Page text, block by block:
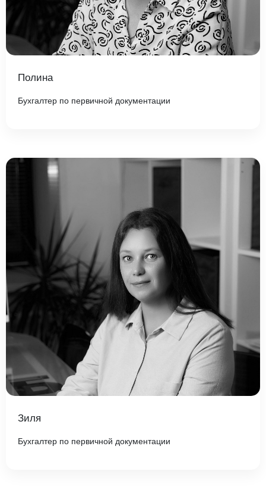
Полина
Бухгалтер по первичной документации
Зиля
Бухгалтер по первичной документации